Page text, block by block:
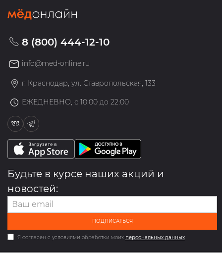
8 (800) 444-12-10
info@med-online.ru
г. Краснодар, ул. Ставропольская, 133
ЕЖЕДНЕВНО, с 10:00 до 22:00
Будьте в курсе наших акций и
новостей:
ПОДПИСАТЬСЯ
Я согласен с условиями обработки моих персональных данных